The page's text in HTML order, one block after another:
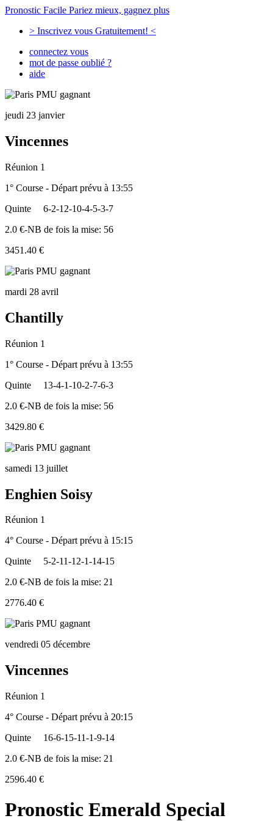
Pronostic Facile Pariez mieux, gagnez plus
> Inscrivez vous Gratuitement! <
connectez vous
mot de passe oublié ?
aide
jeudi 23 janvier
Vincennes
Réunion 1
1° Course - Départ prévu à 13:55
Quinte
6-2-12-10-4-5-3-7
2.0 €-NB de fois la mise: 56
3451.40 €
mardi 28 avril
Chantilly
Réunion 1
1° Course - Départ prévu à 13:55
Quinte
13-4-1-10-2-7-6-3
2.0 €-NB de fois la mise: 56
3429.80 €
samedi 13 juillet
Enghien Soisy
Réunion 1
4° Course - Départ prévu à 15:15
Quinte
5-2-11-12-1-14-15
2.0 €-NB de fois la mise: 21
2776.40 €
vendredi 05 décembre
Vincennes
Réunion 1
4° Course - Départ prévu à 20:15
Quinte
16-6-15-11-1-9-14
2.0 €-NB de fois la mise: 21
2596.40 €
Pronostic Emerald Special